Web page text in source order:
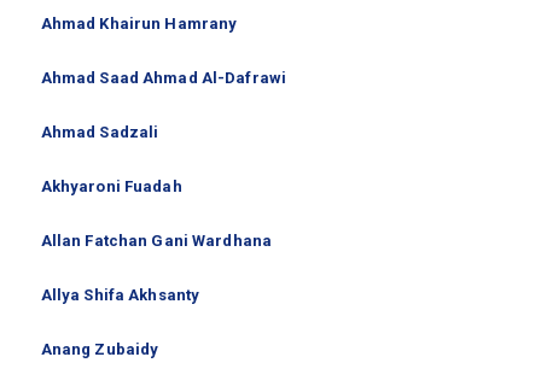
Ahmad Khairun Hamrany
Ahmad Saad Ahmad Al-Dafrawi
Ahmad Sadzali
Akhyaroni Fuadah
Allan Fatchan Gani Wardhana
Allya Shifa Akhsanty
Anang Zubaidy